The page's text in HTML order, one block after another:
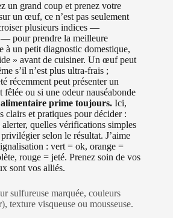
un grand coup et prenez votre
un œuf, ce n’est pas seulement
plusieurs indices —
— pour prendre la meilleure
à un petit diagnostic domestique,
» avant de cuisiner. Un œuf peut
s’il n’est plus ultra-frais ;
récemment peut présenter un
fêlée ou si une odeur nauséabonde
prime toujours. Ici,
clairs et pratiques pour décider :
quelles vérifications simples
selon le résultat. J’aime
: vert = ok, orange =
rouge = jeté. Prenez soin de vos
sont vos alliés.
sulfureuse marquée, couleurs
texture visqueuse ou mousseuse.